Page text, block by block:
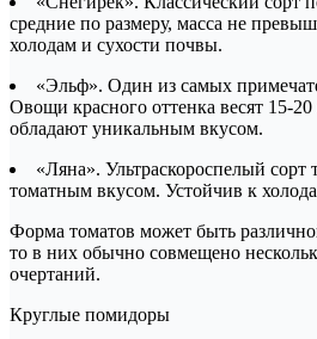
средние по размеру, масса не
холодам и сухости почвы.
«Эльф». Один из самых
Овощи красного оттенка весят 15-
обладают уникальным вкусом.
«Ляна». Ультраскороспелый сорт
томатным вкусом. Устойчив к
Форма томатов может быть
то в них обычно совмещено
очертаний.
Круглые помидоры